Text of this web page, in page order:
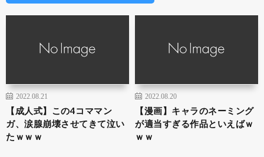
2022.08.21
【成人式】この4コママン
ガ、涙腺崩壊させてきて泣い
たｗｗｗ
2022.08.20
【漫画】キャラのネーミング
が適当すぎる作品といえばｗ
ｗｗ